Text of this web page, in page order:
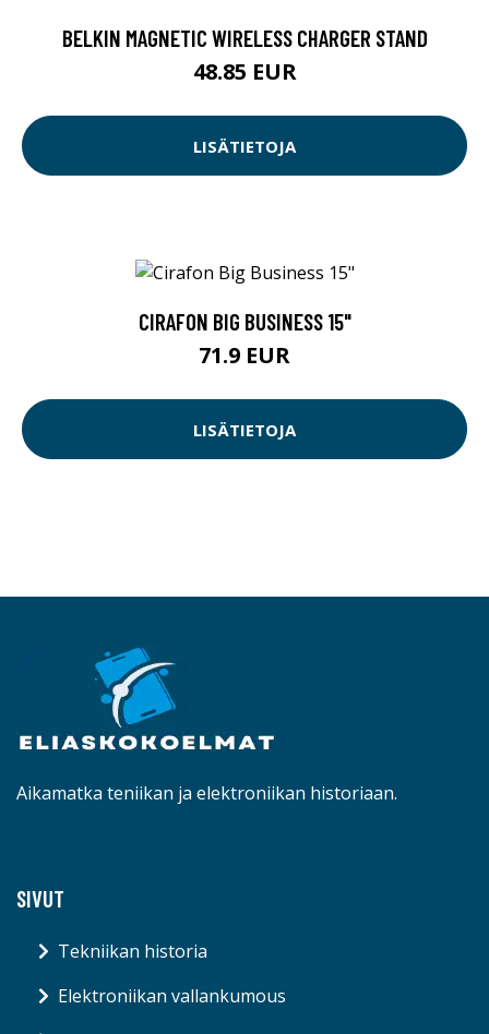
BELKIN MAGNETIC WIRELESS CHARGER STAND
48.85 EUR
LISÄTIETOJA
CIRAFON BIG BUSINESS 15"
71.9 EUR
LISÄTIETOJA
Aikamatka teniikan ja elektroniikan historiaan.
SIVUT
Tekniikan historia
Elektroniikan vallankumous